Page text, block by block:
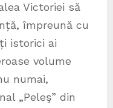
Victoriei să
împreună cu
istorici ai
volume
numai,
„Peleş” din